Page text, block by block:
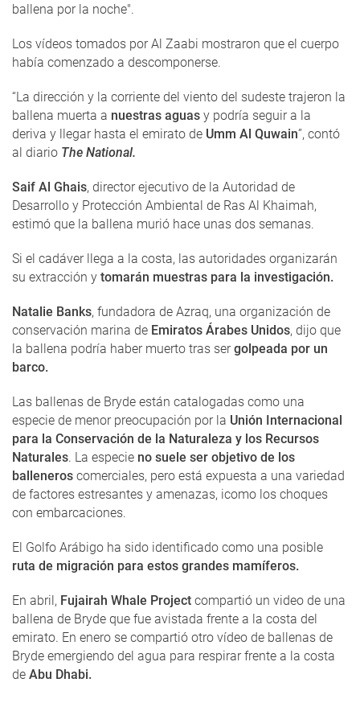
ballena por la noche".
Los vídeos tomados por Al Zaabi mostraron que el cuerpo
había comenzado a descomponerse.
“La dirección y la corriente del viento del sudeste trajeron la
ballena muerta a nuestras aguas y podría seguir a la
deriva y llegar hasta el emirato de Umm Al Quwain”, contó
al diario The National.
Saif Al Ghais, director ejecutivo de la Autoridad de
Desarrollo y Protección Ambiental de Ras Al Khaimah,
estimó que la ballena murió hace unas dos semanas.
Si el cadáver llega a la costa, las autoridades organizarán
su extracción y tomarán muestras para la investigación.
Natalie Banks, fundadora de Azraq, una organización de
conservación marina de Emiratos Árabes Unidos, dijo que
la ballena podría haber muerto tras sergolpeada por un
barco.
Las ballenas de Bryde están catalogadas como una
especie de menor preocupación por la Unión Internacional
para la Conservación de la Naturaleza y los Recursos
Naturales. La especie no suele ser objetivo de los
balleneros comerciales, pero está expuesta a una variedad
de factores estresantes y amenazas, icomo los choques
con embarcaciones.
El Golfo Arábigo ha sido identificado como una posible
ruta de migración para estos grandes mamíferos.
En abril, Fujairah Whale Project compartió un video de una
ballena de Bryde que fue avistada frente a la costa del
emirato. En enero se compartió otro vídeo de ballenas de
Bryde emergiendo del agua para respirar frente a la costa
de Abu Dhabi.